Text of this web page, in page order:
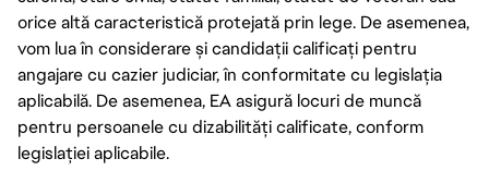
orice altă caracteristică protejată prin lege. De asemenea,
vom lua în considerare și candidații calificați pentru
angajare cu cazier judiciar, în conformitate cu legislația
aplicabilă. De asemenea, EA asigură locuri de muncă
pentru persoanele cu dizabilități calificate, conform
legislației aplicabile.